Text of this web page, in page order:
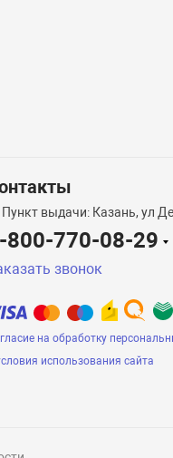
Пункт выдачи: Казань, ул
800-770-08-29
звонок
на обработку
использования сайта